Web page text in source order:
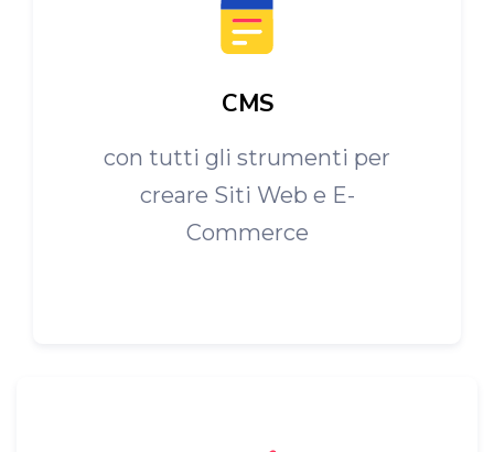
CMS
con tutti gli strumenti per
creare Siti Web e E-
Commerce